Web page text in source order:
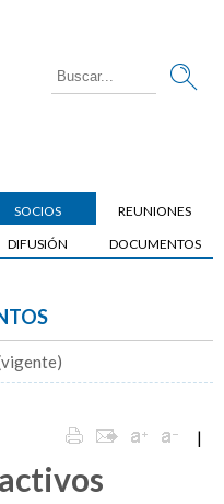
SOCIOS
REUNIONES
DIFUSIÓN DOCUMENTOS
|